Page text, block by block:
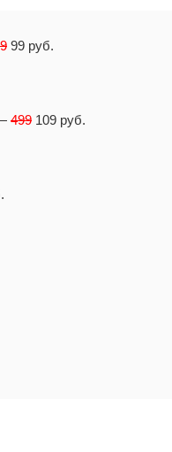
99 руб.
499 109 руб.